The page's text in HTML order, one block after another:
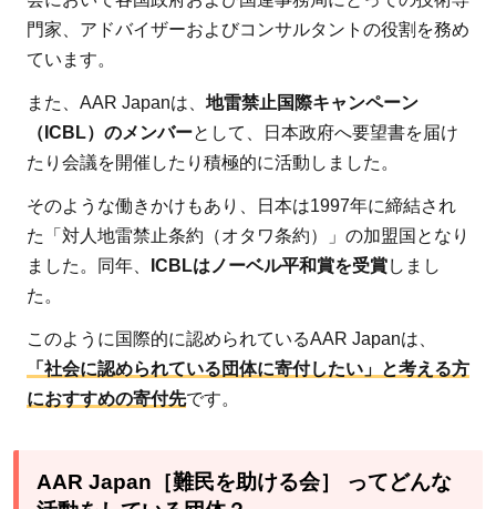
帰支援
去活動
2.3
分野
3：
障が
支援
2.3.1
車いす
やリハ
門家、アドバイザーおよびコンサルタントの役割を務め
ています。
また、AAR Japanは、 地雷禁止国際キャンペーン
（ICBL）のメンバーとして、日本政府へ要望書を届け
たり会議を開催したり積極的に活動しました。
そのような働きかけもあり、日本は1997年に締結され
た「対人地雷禁止条約（オタワ条約）」の加盟国となり
ました。同年、
ICBLはノーベル平和賞を受賞しまし
た。
このように国際的に認められているAAR Japanは、
「社会に認められている団体に寄付したい」と考える方
におすすめの寄付先です。
AAR Japan［難民を助ける会］ ってどんな